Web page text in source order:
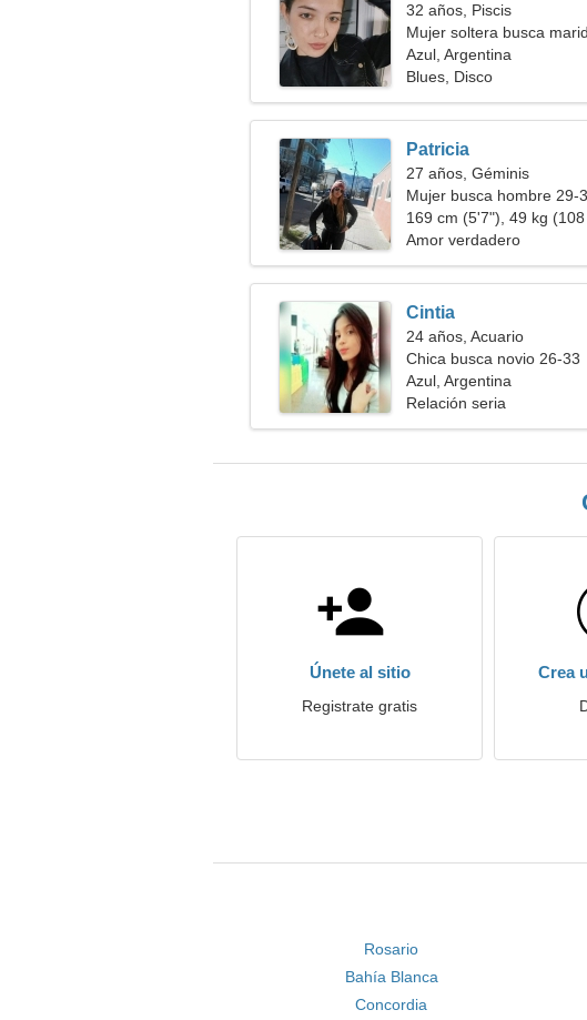
32 años, Piscis
Mujer soltera busca
Azul, Argentina
Blues, Disco
Patricia
27 años, Géminis
Mujer busca hombre 29-
169 cm (5'7"), 49 kg
Amor verdadero
Cintia
24 años, Acuario
Chica busca novio 26-33
Azul, Argentina
Relación seria
Únete al sitio
Registrate gratis
Crea
Rosario
Bahía Blanca
Concordia